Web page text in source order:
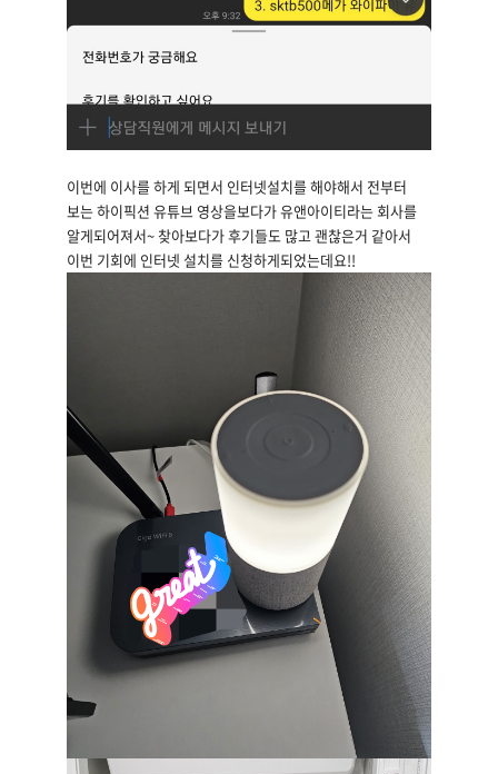
이번에 이사를 하게 되면서 인터넷설치를 해야해서 전부터
보는 하이픽션 유튜브 영상을보다가 유앤아이티라는 회사를
알게되어져서~ 찾아보다가 후기들도 많고 괜찮은거 같아서
이번 기회에 인터넷 설치를 신청하게되었는데요!!